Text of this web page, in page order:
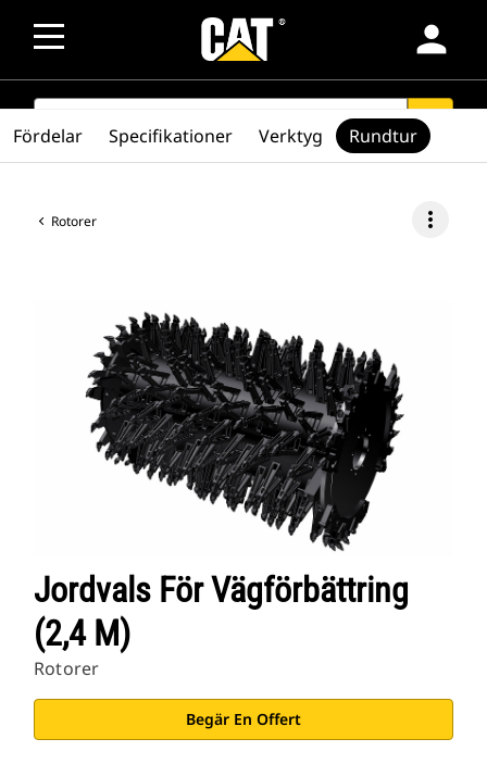
person
SEARCH search
Rotorer more_vert
Jordvals För Vägförbättring
(2,4 M)
Rotorer
Begär En Offert
Fördelar Specifikationer Verktyg Rundtur